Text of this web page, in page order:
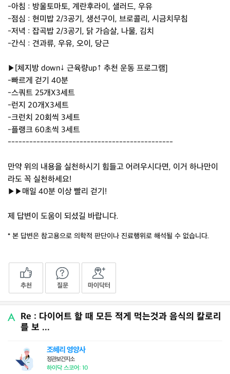
-아침 : 방울토마토, 계란후라이, 샐러드, 우유
-점심 : 현미밥 2/3공기, 생선구이, 브로콜리, 시금치무침
-저녁 : 잡곡밥 2/3공기, 닭 가슴살, 나물, 김치
-간식 : 견과류, 우유, 오이, 당근
▶[체지방 down↓ 근육량up↑ 추천 운동 프로그램]
-빠르게 걷기 40분
-스쿼트 25개X3세트
-런지 20개X3세트
-크런치 20회씩 3세트
-플랭크 60초씩 3세트
----------------------------------------------
만약 위의 내용을 실천하시기 힘들고 어려우시다면, 이거 하나만이
라도 꼭 실천하세요!
▶▶매일 40분 이상 빨리 걷기!
제 답변이 도움이 되셨길 바랍니다.
* 본 답변은 참고용으로 의학적 판단이나 진료행위로 해석될 수 없습니다.
추천 질문 마이닥터
Re : 다이어트 할 때 모든 적게 먹는것과 음식의 칼로리
를 보 ...
조혜리 영양사
정관보건지소
하이닥 스코어: 10